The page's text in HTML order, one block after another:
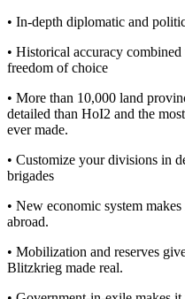
• In-depth diplomatic and
• Historical accuracy
freedom of choice
• More than 10,000 land
detailed than HoI2 and the
ever made.
• Customize your divisions in
brigades
• New economic system
abroad.
• Mobilization and reserves
Blitzkrieg made real.